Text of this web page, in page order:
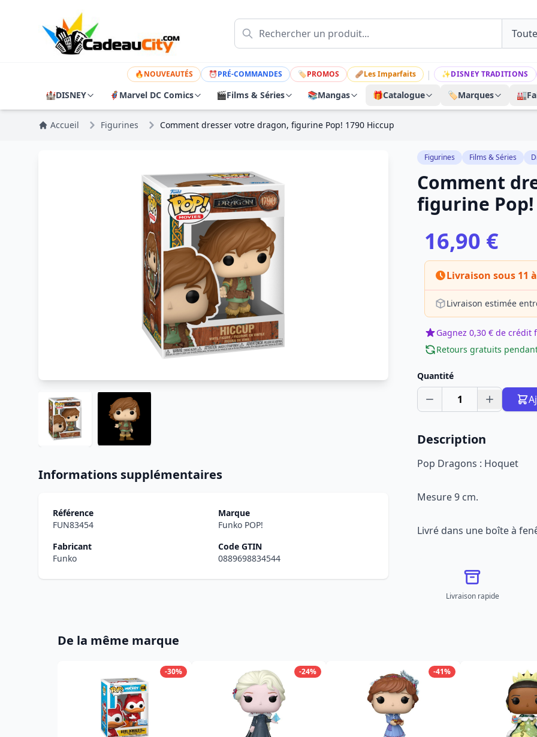
🔥NOUVEAUTÉS ⏰PRÉ-COMMANDES 🏷PROMOS 🩹Les Imparfaits | ✨DISNEY TRADITIONS
🏰DISNEY 🦸 Marvel DC Comics 🎬Films & Séries 📚Mangas 🎁Catalogue 🏷️Marques 🏭
Accueil Figurines Comment dresser votre dragon, figurine Pop! 1790 Hiccup
Informations supplémentaires
Référence
FUN83454
Marque
Funko POP!
Fabricant
Funko
Code GTIN
0889698834544
Figurines Films & Séries
Comment
figurine Pop!
16,90 €
Livraison sous 11
Livraison estimée
Gagnez 0,30 € de crédit
Retours gratuits
Quantité
1
Description
Pop Dragons : Hoquet
Mesure 9 cm.
Livré dans une boîte à
Livraison rapide
De la même marque
-30% -24% -41%